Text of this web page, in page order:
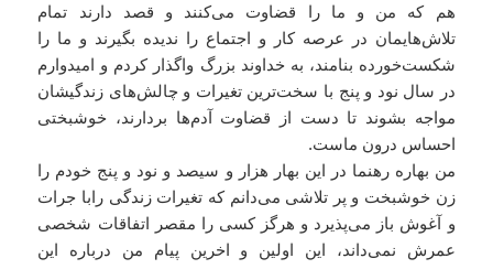
هم که من و ما را قضاوت می‌کنند و قصد دارند تمام
تلاش‌هایمان در عرصه کار و اجتماع را ندیده بگیرند و ما را
شکست‌خورده بنامند، به خداوند بزرگ واگذار کردم و امیدوارم
در سال نود و پنج با سخت‌ترین تغیرات و چالش‌های زندگیشان
مواجه بشوند تا دست از قضاوت آدم‌ها بردارند، خوشبختی
احساس درون ماست.
من بهاره رهنما در این بهار هزار و سیصد و نود و پنج خودم را
زن خوشبخت و پر تلاشی می‌دانم که تغیرات زندگی رابا جرات
و آغوش باز می‌پذیرد و هرگز کسی را مقصر اتفاقات شخصی
عمرش نمی‌داند، این اولین و اخرین پیام من درباره این